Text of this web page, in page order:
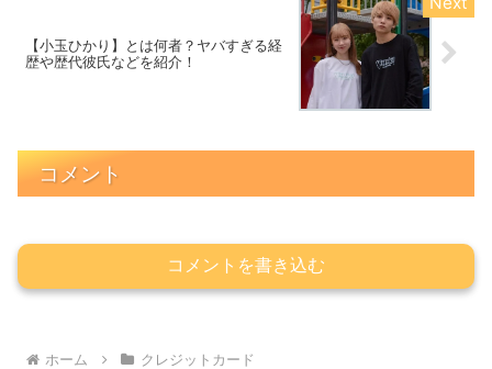
【小玉ひかり】とは何者？ヤバすぎる経
歴や歴代彼氏などを紹介！
コメント
コメントを書き込む
ホーム クレジットカード